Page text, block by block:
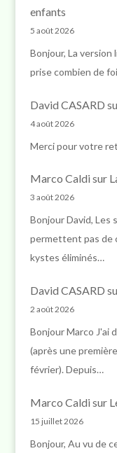
enfants
5 août 2026
Bonjour, La
prise combien de
David CASARD
4 août 2026
Merci pour votre
Marco Caldi sur
3 août 2026
Bonjour David, Les
permettent pas de
kystes éliminés…
David CASARD
2 août 2026
Bonjour Marco J'ai
(après une
février). Depuis…
Marco Caldi sur
15 juillet 2026
Bonjour, Au vu de